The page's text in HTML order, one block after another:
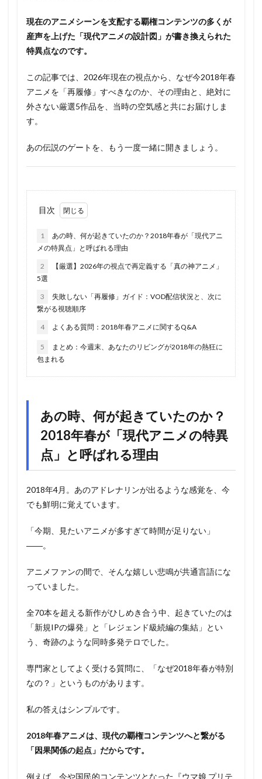
現在のアニメシーンを支配する覇権コンテンツの多くが
産声を上げた「現代アニメの設計図」が書き換えられた
特異点なのです。
この記事では、2026年現在の視点から、なぜ今2018年春
アニメを「再履修」すべきなのか、その理由と、絶対に
外さない厳選5作品を、当時の空気感と共にお届けしま
す。
あの伝説のゲートを、もう一度一緒に開きましょう。
目次
1
あの時、何が起きていたのか？2018年春が「現代アニ
メの特異点」と呼ばれる理由
2
【厳選】2026年の視点で再定義する「真の神アニメ」
5選
3
失敗しない「再履修」ガイド：VOD配信状況と、次に
繋がる視聴順序
4 よくある質問：2018年春アニメに関するQ&A
5
まとめ：今週末、あなたのリビングが2018年の熱狂に
包まれる
あの時、何が起きていたのか？
2018年春が「現代アニメの特異
点」と呼ばれる理由
2018年4月。あのアドレナリンが出るような感覚を、今
でも鮮明に覚えています。
「今期、見たいアニメが多すぎて時間が足りない」
――。
アニメファンの間で、そんな嬉しい悲鳴が共通言語にな
っていました。
全70本を超える新作がひしめき合う中、起きていたのは
「新規IPの爆発」と「レジェンド級続編の集結」とい
う、奇跡のような同時多発テロでした。
専門家としてよく受ける質問に、「なぜ2018年春が特別
なの？」というものがあります。
私の答えはシンプルです。
2018年春アニメは、現代の覇権コンテンツへと繋がる
「因果関係の起点」だからです。
例えば、今や国民的コンテンツとなった『ウマ娘 プリテ